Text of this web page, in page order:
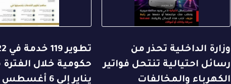
وزارة الداخلية تحذر من
رسائل احتيالية تنتحل فواتير
الكهرباء والمخالفات
يناير إلى 6 أغسطس الجاري